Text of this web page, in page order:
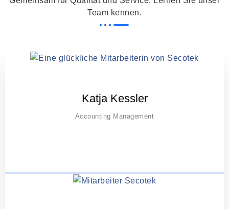
Team kennen.
Katja Kessler
Accounting Management